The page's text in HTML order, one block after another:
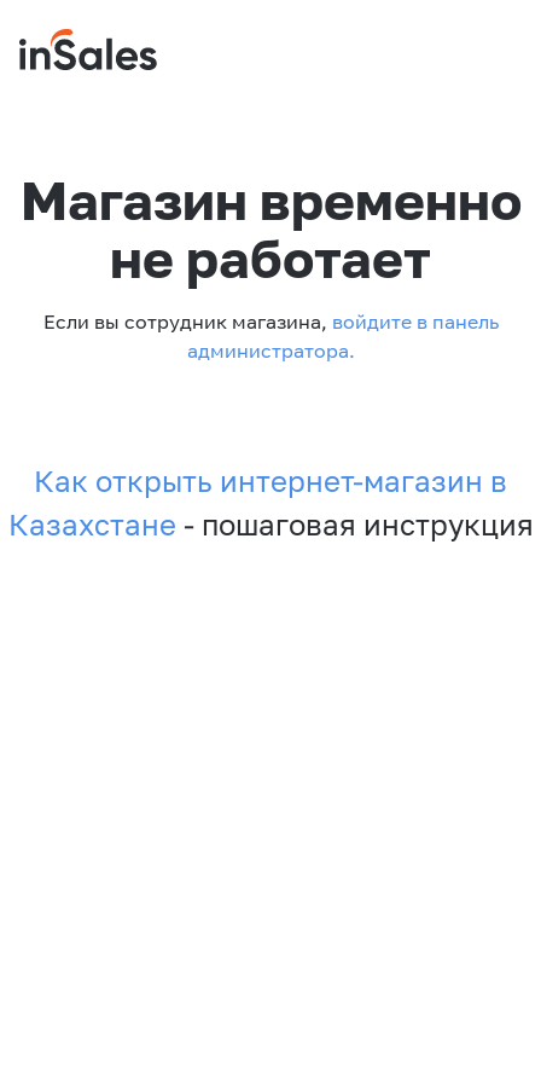
Магазин временно
не работает
Если вы сотрудник магазина, войдите в панель
администратора.
Как открыть интернет-магазин в
Казахстане - пошаговая инструкция